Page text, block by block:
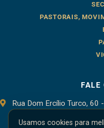
PASTORAIS,
FALE
Rua Dom Ercílio Turco, 60
Usamos cookies para